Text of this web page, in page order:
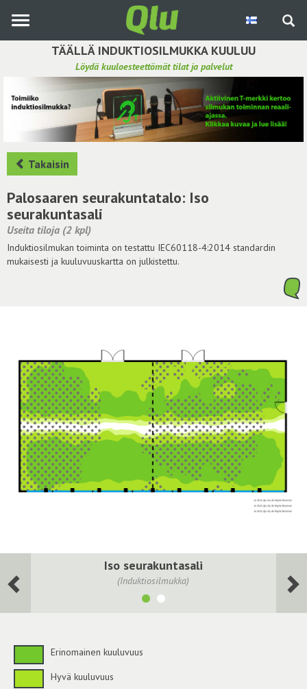
pääsisältöön
TÄÄLLÄ INDUKTIOSILMUKKA KUULUU
Löydä kuuloesteettömät tilat ja palvelut
Etsi induktiosilmukka
Tee ehdotus ja vaikuta kuulemiskokemukseen
Hae ehdotuksia
Käyttöohje
Yhteydenottopyyntö
Kirjaudu sisään
Takaisin
Palosaaren seurakuntatalo: Iso
seurakuntasali
Useita tiloja (2 kpl)
Induktiosilmukan toiminta on testattu IEC60118-4:2014 standardin
mukaisesti ja kuuluvuuskartta on julkistettu.
Iso seurakuntasali
(Induktiosilmukka)
Erinomainen kuuluvuus
Hyvä kuuluvuus